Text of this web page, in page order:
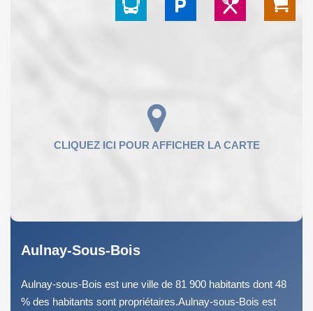
Aulnay-Sous-Bois
Aulnay-sous-Bois est une ville de 81 900 habitants dont 48
% des habitants sont propriétaires.Aulnay-sous-Bois est